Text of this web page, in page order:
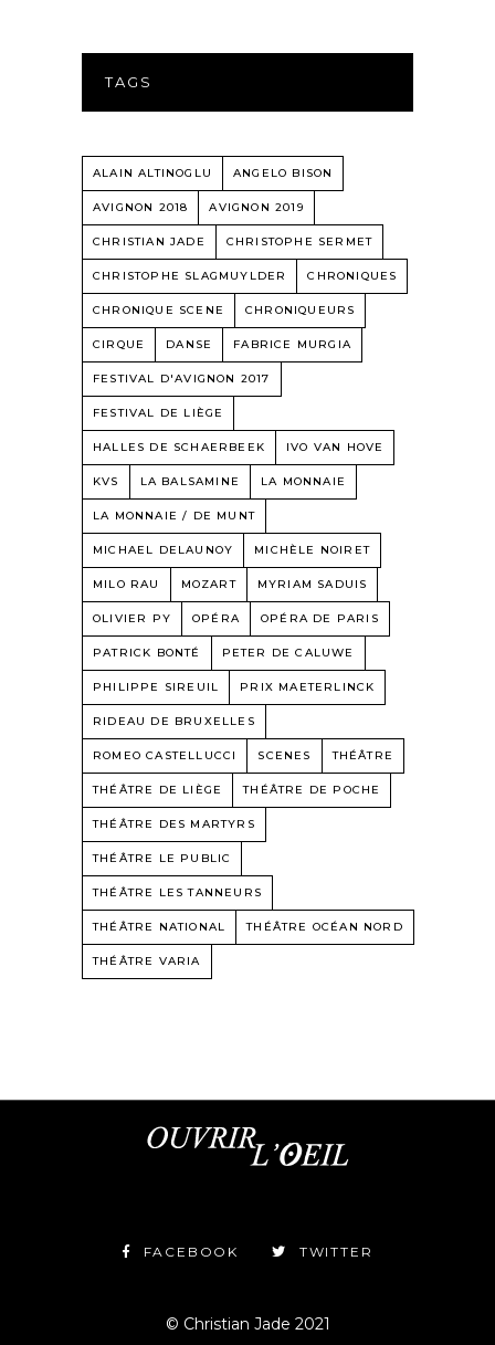
TAGS
ALAIN ALTINOGLU ANGELO BISON
AVIGNON 2018 AVIGNON 2019
CHRISTIAN JADE CHRISTOPHE SERMET
CHRISTOPHE SLAGMUYLDER CHRONIQUES
CHRONIQUE SCENE CHRONIQUEURS
CIRQUE DANSE FABRICE MURGIA
FESTIVAL D'AVIGNON 2017
FESTIVAL DE LIÈGE
HALLES DE SCHAERBEEK IVO VAN HOVE
KVS LA BALSAMINE LA MONNAIE
LA MONNAIE / DE MUNT
MICHAEL DELAUNOY MICHÈLE NOIRET
MILO RAU MOZART MYRIAM SADUIS
OLIVIER PY OPÉRA OPÉRA DE PARIS
PATRICK BONTÉ PETER DE CALUWE
PHILIPPE SIREUIL PRIX MAETERLINCK
RIDEAU DE BRUXELLES
ROMEO CASTELLUCCI SCENES THÉÂTRE
THÉÂTRE DE LIÈGE THÉÂTRE DE POCHE
THÉÂTRE DES MARTYRS
THÉÂTRE LE PUBLIC
THÉÂTRE LES TANNEURS
THÉÂTRE NATIONAL THÉÂTRE OCÉAN NORD
THÉÂTRE VARIA
FACEBOOK TWITTER
© Christian Jade 2021